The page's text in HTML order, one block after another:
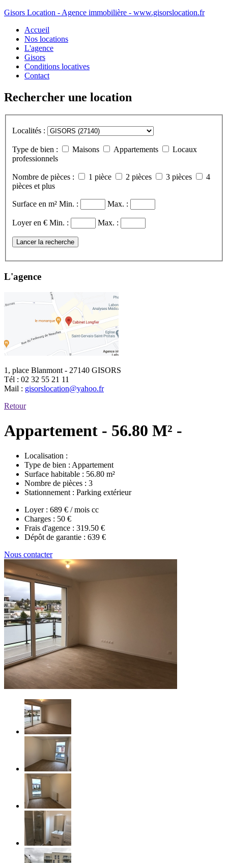
Gisors Location - Agence immobilière - www.gisorslocation.fr
Accueil
Nos locations
L'agence
Gisors
Conditions locatives
Contact
Rechercher une location
Localités :
Type de bien : Maisons Appartements
Locaux
professionnels
Nombre de pièces : 1 pièce 2 pièces 3 pièces
4
pièces et plus
Surface en m² Min. : Max. :
Loyer en € Min. : Max. :
Lancer la recherche
L'agence
1, place Blanmont - 27140 GISORS
Tél : 02 32 55 21 11
Mail : gisorslocation@yahoo.fr
Retour
Appartement - 56.80 M² -
Localisation :
Type de bien : Appartement
Surface habitable : 56.80 m²
Nombre de pièces : 3
Stationnement : Parking extérieur
Loyer : 689 € / mois cc
Charges : 50 €
Frais d'agence : 319.50 €
Dépôt de garantie : 639 €
Nous contacter